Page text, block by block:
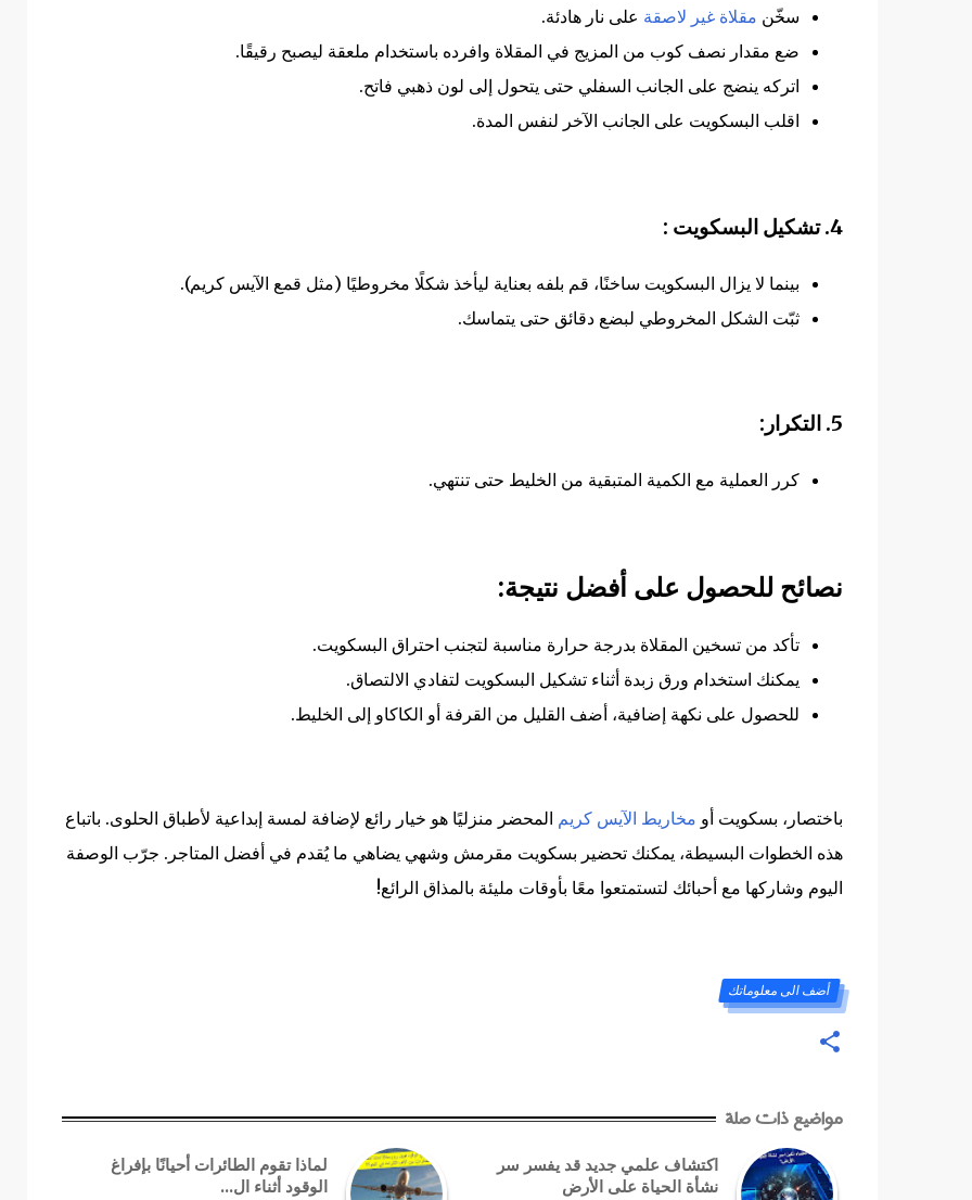
سخّن مقلاة غير لاصقة على نار هادئة.
ضع مقدار نصف كوب من المزيج في المقلاة وافرده باستخدام ملعقة ليصبح رقيقًا.
اتركه ينضج على الجانب السفلي حتى يتحول إلى لون ذهبي فاتح.
اقلب البسكويت على الجانب الآخر لنفس المدة.
4. تشكيل البسكويت :
بينما لا يزال البسكويت ساخنًا، قم بلفه بعناية ليأخذ شكلًا مخروطيًا (مثل قمع الآيس كريم).
ثبّت الشكل المخروطي لبضع دقائق حتى يتماسك.
5. التكرار:
كرر العملية مع الكمية المتبقية من الخليط حتى تنتهي.
نصائح للحصول على أفضل نتيجة:
تأكد من تسخين المقلاة بدرجة حرارة مناسبة لتجنب احتراق البسكويت.
يمكنك استخدام ورق زبدة أثناء تشكيل البسكويت لتفادي الالتصاق.
للحصول على نكهة إضافية، أضف القليل من القرفة أو الكاكاو إلى الخليط.
باختصار، بسكويت أو مخاريط الآيس كريم المحضر منزليًا هو خيار رائع لإضافة لمسة إبداعية لأطباق الحلوى. باتباع
هذه الخطوات البسيطة، يمكنك تحضير بسكويت مقرمش وشهي يضاهي ما يُقدم في أفضل المتاجر. جرّب الوصفة
اليوم وشاركها مع أحبائك لتستمتعوا معًا بأوقات مليئة بالمذاق الرائع!
أضف الى معلوماتك
مواضيع ذات صلة
اكتشاف علمي جديد قد يفسر سر
نشأة الحياة على الأرض
لماذا تقوم الطائرات أحيانًا بإفراغ
الوقود أثناء ال...